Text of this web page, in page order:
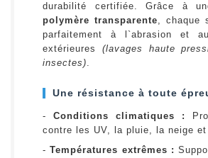
durabilité certifiée. Grâce à
polymère transparente, chaque
parfaitement à l`abrasion et
extérieures (lavages haute
insectes).
Une résistance à toute
- Conditions climatiques :
contre les UV, la pluie, la neige
-Températures extrêmes :